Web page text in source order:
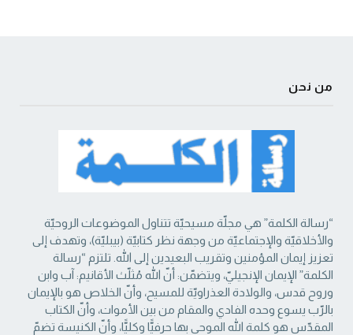
من نحن
“رسالة الكلمة” هي مجلّة مسيحيّة تتناول الموضوعات الروحيّة
والأخلاقيّة والإجتماعيّة من ‏وجهة نظر كتابيّة (بيبليّة)، وتهدف إلى
تعزيز إيمان المؤمنين وتقريب البعيدين إلى الله. تلتزم “رسالة
‏الكلمة” الإيمان الإنجيليّ، ويتضمّن: أنّ الله مُثلّث الأقانيم: آب وابن
وروح قدس، والولادة العذراويّة ‏للمسيح، وأنّ الخلاص هو بالإيمان
بالرّب يسوع وحده الفادي والمقام من بين الأموات، وأنّ الكتاب
‏المقدّس هو كلمة الله الموحى بها حرفيًّا وكليًّا، وأنّ الكنيسة تضمّ